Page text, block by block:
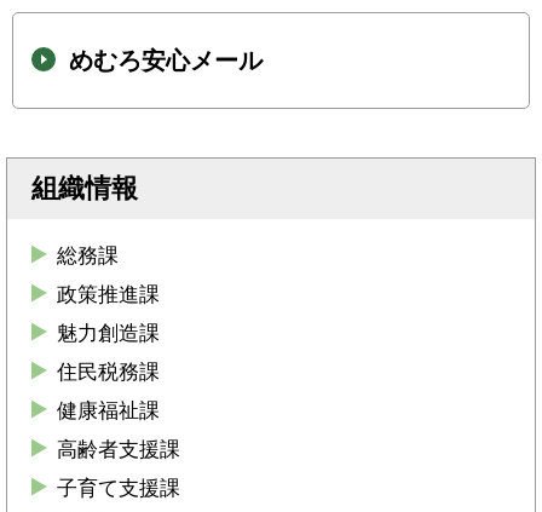
めむろ安心メール
組織情報
総務課
政策推進課
魅力創造課
住民税務課
健康福祉課
高齢者支援課
子育て支援課